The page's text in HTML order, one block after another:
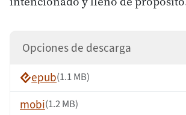
Opciones de descarga
epub(1.1 MB)
mobi(1.2 MB)